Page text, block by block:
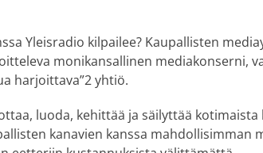
Yleisradio kilpailee? Kaupallisten
monikansallinen mediakonserni,
harjoittava”2 yhtiö.
luoda, kehittää ja säilyttää
kanavien kanssa mahdollisimman